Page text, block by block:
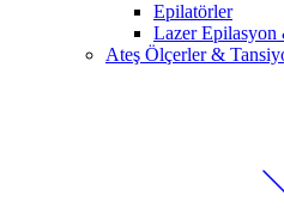
Epilatörler
Lazer Epilasyon
Ateş Ölçerler &